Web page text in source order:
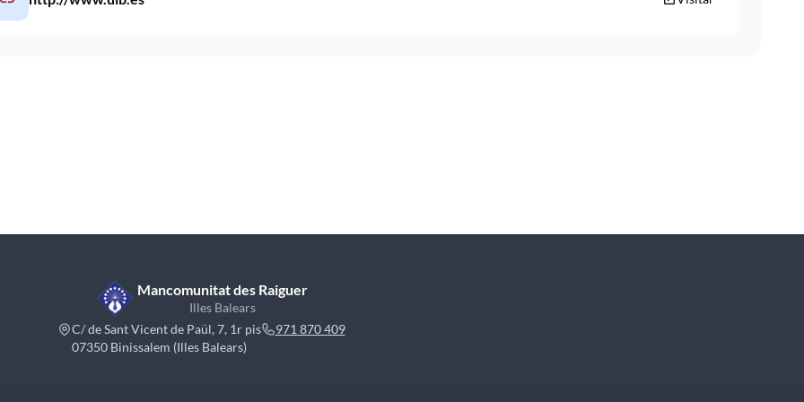
Mancomunitat des Raiguer
Illes Balears
C/ de Sant Vicent de Paül, 7, 1r pis
07350 Binissalem (Illes Balears)
971 870 409